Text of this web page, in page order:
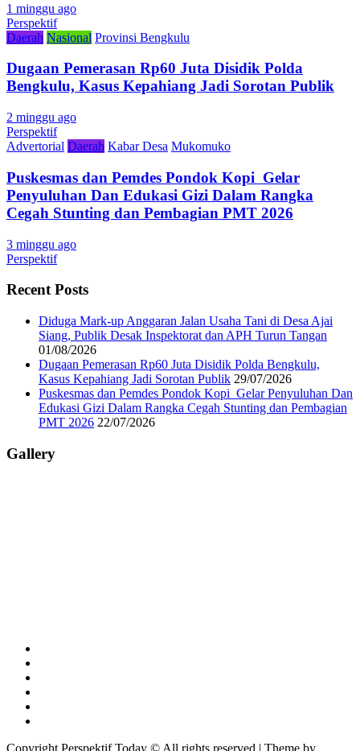
1 minggu ago
Perspektif
Daerah Nasional Provinsi Bengkulu
Dugaan Pemerasan Rp60 Juta Disidik Polda
Bengkulu, Kasus Kepahiang Jadi Sorotan Publik
2 minggu ago
Perspektif
Advertorial Daerah Kabar Desa Mukomuko
Puskesmas dan Pemdes Pondok Kopi Gelar
Penyuluhan Dan Edukasi Gizi Dalam Rangka
Cegah Stunting dan Pembagian PMT 2026
3 minggu ago
Perspektif
Recent Posts
Diduga Mark-up Anggaran Jalan Usaha Tani di Desa Ajai
Siang, Publik Desak Inspektorat dan APH Turun Tangan
01/08/2026
Dugaan Pemerasan Rp60 Juta Disidik Polda Bengkulu,
Kasus Kepahiang Jadi Sorotan Publik 29/07/2026
Puskesmas dan Pemdes Pondok Kopi Gelar Penyuluhan Dan
Edukasi Gizi Dalam Rangka Cegah Stunting dan Pembagian
PMT 2026 22/07/2026
Gallery